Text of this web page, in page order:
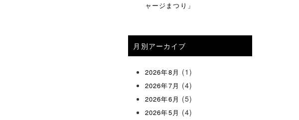
ャージまつり」
月別アーカイブ
2026年8月 (1)
2026年7月 (4)
2026年6月 (5)
2026年5月 (4)